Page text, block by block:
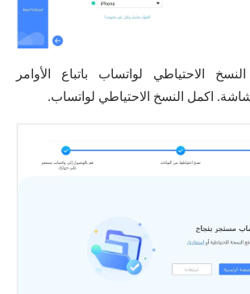
النسخ الاحتياطي لواتساب باتباع الأوامر
اكمل النسخ الاحتياطي لواتساب.